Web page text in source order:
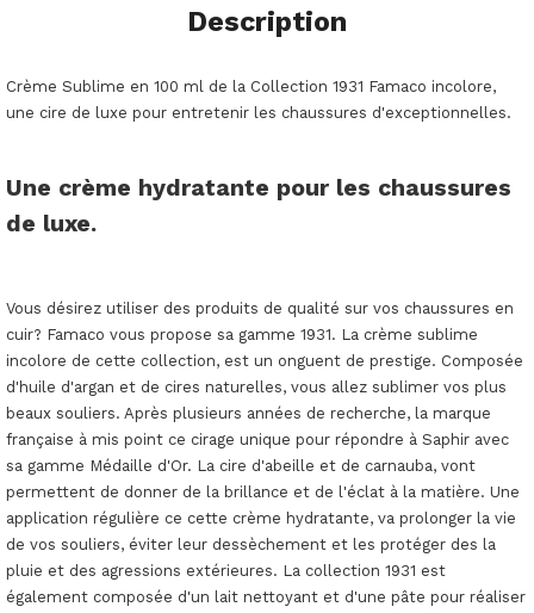
Description
Crème Sublime en 100 ml de la Collection 1931 Famaco incolore,
une cire de luxe pour entretenir les chaussures d'exceptionnelles.
Une crème hydratante pour les chaussures
de luxe.
Vous désirez utiliser des produits de qualité sur vos chaussures en
cuir? Famaco vous propose sa gamme 1931. La crème sublime
incolore de cette collection, est un onguent de prestige. Composée
d'huile d'argan et de cires naturelles, vous allez sublimer vos plus
beaux souliers. Après plusieurs années de recherche, la marque
française à mis point ce cirage unique pour répondre à Saphir avec
sa gamme Médaille d'Or. La cire d'abeille et de carnauba, vont
permettent de donner de la brillance et de l'éclat à la matière. Une
application régulière ce cette crème hydratante, va prolonger la vie
de vos souliers, éviter leur dessèchement et les protéger des la
pluie et des agressions extérieures. La collection 1931 est
également composée d'un lait nettoyant et d'une pâte pour réaliser